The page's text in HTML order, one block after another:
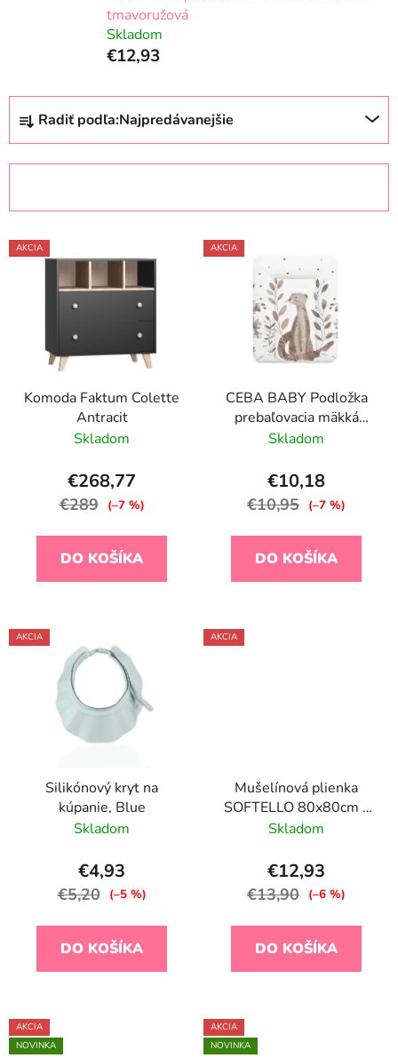
tmavoružová
Skladom
€12,93
R
d
e
Radiť podľa:Najpredávanejšie
V
ý
AKCIA
Komoda Faktum Colette
Antracit
Skladom
€268,77
€289 (–7 %)
DO KOŠÍKA
AKCIA
CEBA BABY Podložka
prebaľovacia mäkká
(50x70) Basic Clever
Skladom
€10,18
€10,95 (–7 %)
DO KOŠÍKA
AKCIA
Silikónový kryt na
kúpanie, Blue
Skladom
€4,93
€5,20 (–5 %)
DO KOŠÍKA
AKCIA
Mušelínová plienka
SOFTELLO 80x80cm -
tmavoružová
Skladom
€12,93
€13,90 (–6 %)
DO KOŠÍKA
AKCIA
NOVINKA
AKCIA
NOVINKA